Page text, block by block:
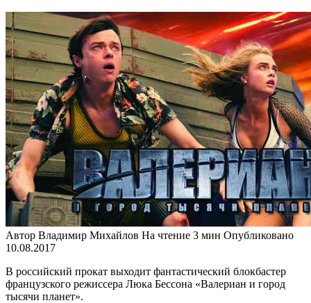
Автор Владимир Михайлов На чтение 3 мин Опубликовано
10.08.2017
В российский прокат выходит фантастический блокбастер
французского режиссера Люка Бессона «Валериан и город
тысячи планет».